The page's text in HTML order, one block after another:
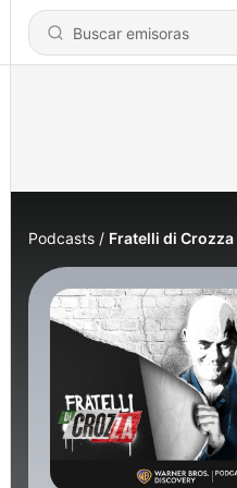
Podcasts Fratelli di Crozza